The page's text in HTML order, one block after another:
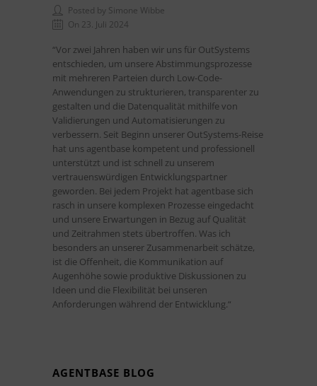
Posted by Simone Wibbe
On 23. Juli 2024
“Vor zwei Jahren haben wir uns für OutSystems
entschieden, um unsere Abstimmungsprozesse
mit mehreren Parteien durch Low-Code-
Anwendungen zu strukturieren, transparenter zu
gestalten und die Datenqualität mithilfe von
Validierungen und Automatisierungen zu
verbessern. Seit Beginn unserer OutSystems-Reise
hat uns agentbase kompetent und professionell
unterstützt und ist schnell zu unserem
vertrauenswürdigen Entwicklungspartner
geworden. Bei jedem Projekt hat agentbase sich
rasch in unsere komplexen Prozesse eingedacht
und unsere Erwartungen in Bezug auf Qualität
und Zeitrahmen stets übertroffen. Was ich
besonders an unserer Zusammenarbeit schätze,
ist die Offenheit, die Kommunikation auf
Augenhöhe sowie produktive Diskussionen zu
Ideen und die Flexibilität bei unseren
Anforderungen während der Entwicklung.“
AGENTBASE BLOG